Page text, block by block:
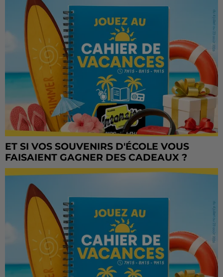
ET SI VOS SOUVENIRS D'ÉCOLE VOUS
FAISAIENT GAGNER DES CADEAUX ?